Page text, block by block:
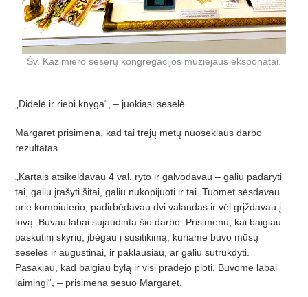
Šv. Kazimiero seserų kongregacijos muziejaus eksponatai.
„Didelė ir riebi knyga“, – juokiasi seselė.
Margaret prisimena, kad tai trejų metų nuoseklaus darbo
rezultatas.
„Kartais atsikeldavau 4 val. ryto ir galvodavau – galiu padaryti
tai, galiu įrašyti šitai, galiu nukopijuoti ir tai. Tuomet sėsdavau
prie kompiuterio, padirbėdavau dvi valandas ir vėl grįždavau į
lovą. Buvau labai sujaudinta šio darbo. Prisimenu, kai baigiau
paskutinį skyrių, įbėgau į susitikimą, kuriame buvo mūsų
seselės ir augustinai, ir paklausiau, ar galiu sutrukdyti.
Pasakiau, kad baigiau bylą ir visi pradėjo ploti. Buvome labai
laimingi“, – prisimena sesuo Margaret.